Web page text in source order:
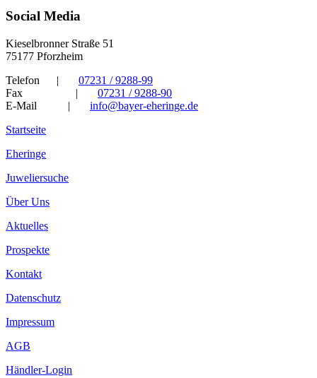
Social Media
Kieselbronner Straße 51
75177 Pforzheim
Telefon
|
07231 / 9288-99
Fax
|
07231 / 9288-90
E-Mail
|
info@bayer-eheringe.de
Startseite
Eheringe
Juweliersuche
Über Uns
Aktuelles
Prospekte
Kontakt
Datenschutz
Impressum
AGB
Händler-Login